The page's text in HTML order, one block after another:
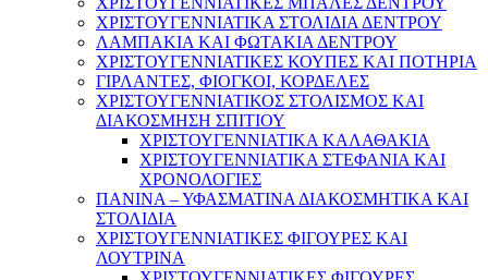
ΧΡΙΣΤΟΥΓΕΝΝΙΑΤΙΚΑ ΣΤΟΛΙΔΙΑ ΔΕΝΤΡΟΥ
ΛΑΜΠΑΚΙΑ ΚΑΙ ΦΩΤΑΚΙΑ ΔΕΝΤΡΟΥ
ΧΡΙΣΤΟΥΓΕΝΝΙΑΤΙΚΕΣ ΚΟΥΠΕΣ ΚΑΙ ΠΟΤΗΡΙΑ
ΓΙΡΛΑΝΤΕΣ, ΦΙΟΓΚΟΙ, ΚΟΡΔΕΛΕΣ
ΧΡΙΣΤΟΥΓΕΝΝΙΑΤΙΚΟΣ ΣΤΟΛΙΣΜΟΣ ΚΑΙ
ΔΙΑΚΟΣΜΗΣΗ ΣΠΙΤΙΟΥ
ΧΡΙΣΤΟΥΓΕΝΝΙΑΤΙΚΑ ΚΑΛΑΘΑΚΙΑ
ΧΡΙΣΤΟΥΓΕΝΝΙΑΤΙΚΑ ΣΤΕΦΑΝΙΑ ΚΑΙ
ΧΡΟΝΟΛΟΓΙΕΣ
ΠΑΝΙΝΑ – ΥΦΑΣΜΑΤΙΝΑ ΔΙΑΚΟΣΜΗΤΙΚΑ ΚΑΙ
ΣΤΟΛΙΔΙΑ
ΧΡΙΣΤΟΥΓΕΝΝΙΑΤΙΚΕΣ ΦΙΓΟΥΡΕΣ ΚΑΙ
ΛΟΥΤΡΙΝΑ